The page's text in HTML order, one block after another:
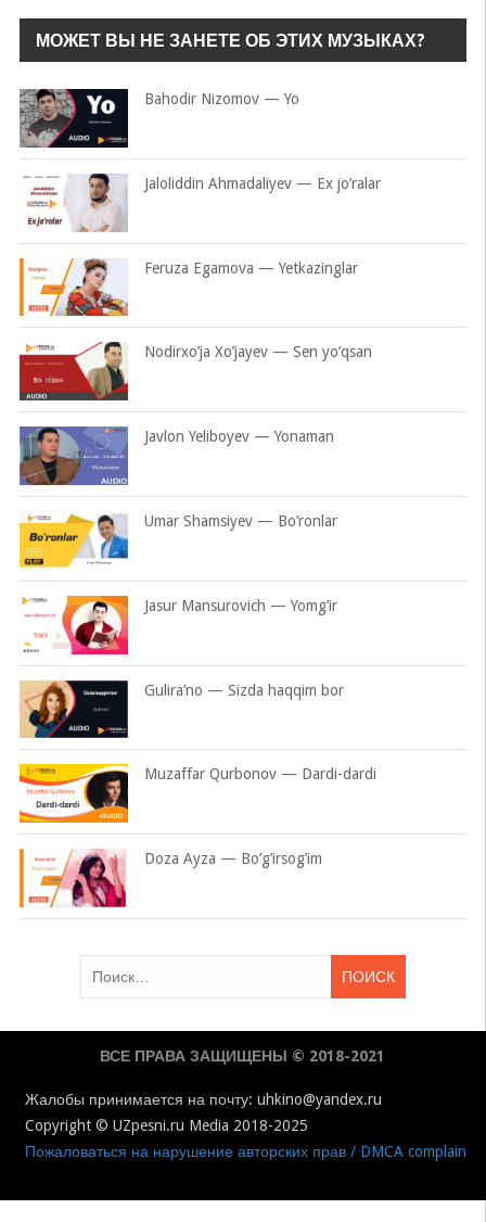
МОЖЕТ ВЫ НЕ ЗАНЕТЕ ОБ ЭТИХ МУЗЫКАХ?
Bahodir Nizomov — Yo
Jaloliddin Ahmadaliyev — Ex jo’ralar
Feruza Egamova — Yetkazinglar
Nodirxo’ja Xo’jayev — Sen yo’qsan
Javlon Yeliboyev — Yonaman
Umar Shamsiyev — Bo’ronlar
Jasur Mansurovich — Yomg’ir
Gulira’no — Sizda haqqim bor
Muzaffar Qurbonov — Dardi-dardi
Doza Ayza — Bo’g’irsog’im
ВСЕ ПРАВА ЗАЩИЩЕНЫ © 2018-2021
Жалобы принимается на почту: uhkino@yandex.ru
Copyright © UZpesni.ru Media 2018-2025
Пожаловаться на нарушение авторских прав / DMCA complain